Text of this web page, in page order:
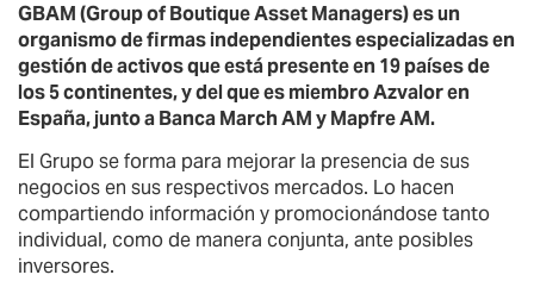
GBAM (Group of Boutique Asset Managers) es un
organismo de firmas independientes especializadas en
gestión de activos que está presente en 19 países de
los 5 continentes, y del que es miembro Azvalor en
España, junto a Banca March AM y Mapfre AM.
El Grupo se forma para mejorar la presencia de sus
negocios en sus respectivos mercados. Lo hacen
compartiendo información y promocionándose tanto
individual, como de manera conjunta, ante posibles
inversores.